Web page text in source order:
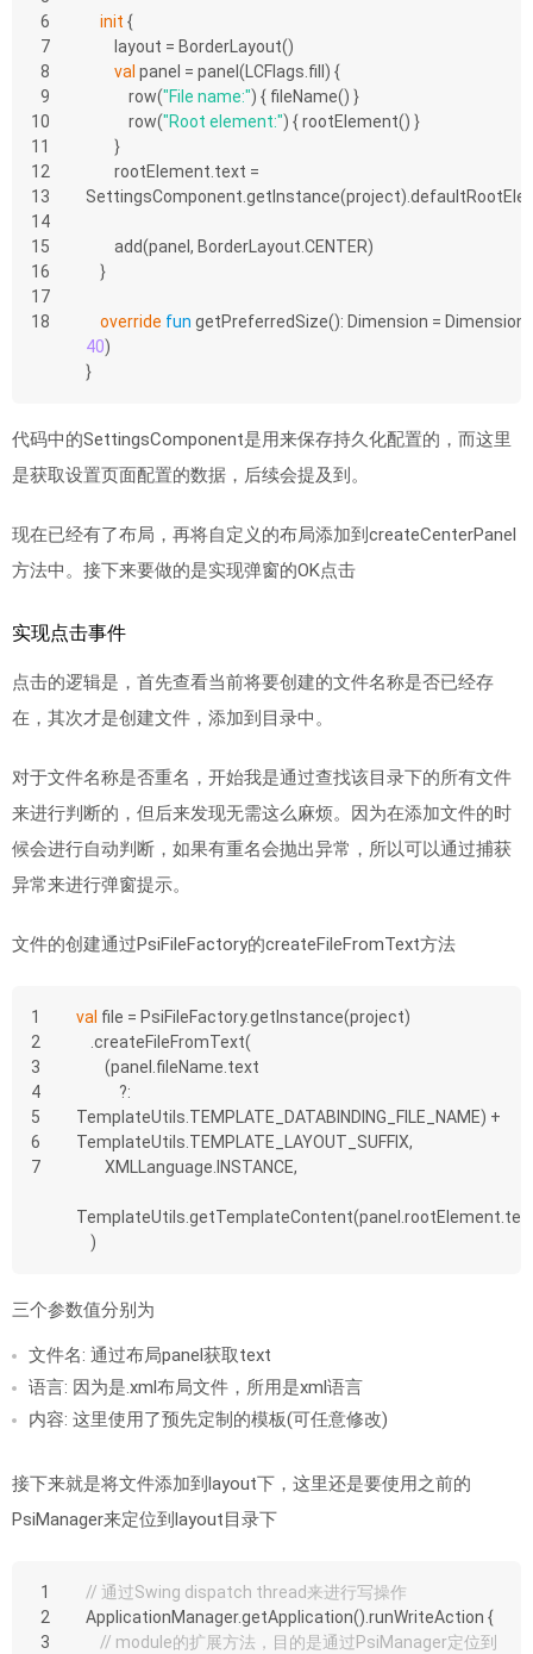
6
7
8
9
10
11
12
13
14
15
16
17
18
init {
        layout = BorderLayout()
val panel = panel(LCFlags.fill) {
            row(
"File name:") { fileName() }
            row(
"Root element:") { rootElement() }
        }
        add(panel, BorderLayout.CENTER)
    }
override fun getPreferredSize(): Dimension = Dimension(
40)
}
代码中的SettingsComponent是用来保存持久化配置的，而这里
是获取设置页面配置的数据，后续会提及到。
现在已经有了布局，再将自定义的布局添加到createCenterPanel
方法中。接下来要做的是实现弹窗的OK点击
实现点击事件
点击的逻辑是，首先查看当前将要创建的文件名称是否已经存
在，其次才是创建文件，添加到目录中。
对于文件名称是否重名，开始我是通过查找该目录下的所有文件
来进行判断的，但后来发现无需这么麻烦。因为在添加文件的时
候会进行自动判断，如果有重名会抛出异常，所以可以通过捕获
异常来进行弹窗提示。
文件的创建通过PsiFileFactory的createFileFromText方法
1
2
3
4
5
6
7
val file = PsiFileFactory.getInstance(project)
    .createFileFromText(
        (panel.fileName.text
TemplateUtils.TEMPLATE_DATABINDING_FILE_NAME) +
TemplateUtils.TEMPLATE_LAYOUT_SUFFIX,
        XMLLanguage.INSTANCE,
    )
三个参数值分别为
文件名: 通过布局panel获取text
语言: 因为是.xml布局文件，所用是xml语言
内容: 这里使用了预先定制的模板(可任意修改)
接下来就是将文件添加到layout下，这里还是要使用之前的
PsiManager来定位到layout目录下
1
2
3
// 通过Swing dispatch thread来进行写操作
ApplicationManager.getApplication().runWriteAction {
// module的扩展方法，目的是通过PsiManager定位到